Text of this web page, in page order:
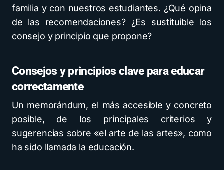
familia y con nuestros estudiantes. ¿Qué opina
de las recomendaciones? ¿Es sustituible los
consejo y principio que propone?
Consejos y principios clave para educar
correctamente
Un memorándum, el más accesible y concreto
posible, de los principales criterios y
sugerencias sobre «el arte de las artes», como
ha sido llamada la educación.